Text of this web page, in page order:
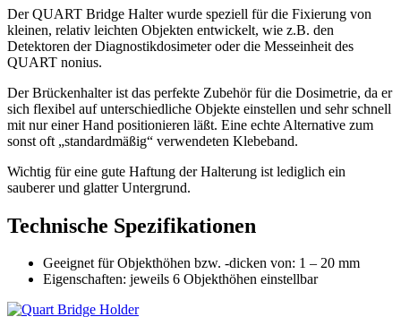
Der QUART Bridge Halter wurde speziell für die Fixierung von
kleinen, relativ leichten Objekten entwickelt, wie z.B. den
Detektoren der Diagnostikdosimeter oder die Messeinheit des
QUART nonius.
Der Brückenhalter ist das perfekte Zubehör für die Dosimetrie, da er
sich flexibel auf unterschiedliche Objekte einstellen und sehr schnell
mit nur einer Hand positionieren läßt. Eine echte Alternative zum
sonst oft „standardmäßig“ verwendeten Klebeband.
Wichtig für eine gute Haftung der Halterung ist lediglich ein
sauberer und glatter Untergrund.
Technische Spezifikationen
Geeignet für Objekthöhen bzw. -dicken von: 1 – 20 mm
Eigenschaften: jeweils 6 Objekthöhen einstellbar